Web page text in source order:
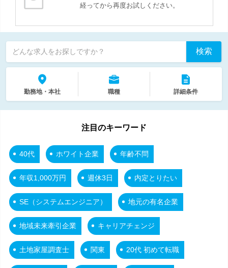
経ってから再度お試しください。
どんな求人をお探しですか？ 検索
勤務地・本社 職種 詳細条件
注目のキーワード
40代 ホワイト企業 年齢不問
年収1,000万円 週休3日 内定とりたい
SE（システムエンジニア） 地元の有名企業
地域未来牽引企業 キャリアチェンジ
土地家屋調査士 関東 20代 初めて転職